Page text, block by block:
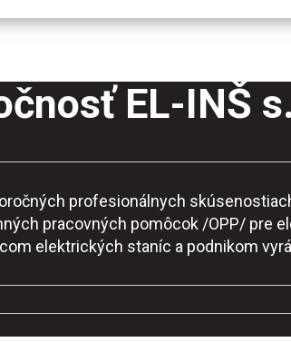
EL-INŠ
profesionálnych
pracovných pomôcok /OPP/ pre
elektrických staníc a podnikom